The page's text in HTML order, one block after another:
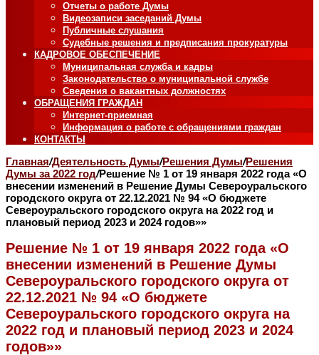
Отчеты о работе Думы
Видеозаписи заседаний Думы
Публичные слушания
Судебные решения и предписания прокуратуры
КАДРОВОЕ ОБЕСПЕЧЕНИЕ
Муниципальная служба и кадры
Законодательство о муниципальной службе
Сведения о вакантных должностях
ОБРАЩЕНИЯ ГРАЖДАН
Интернет-приемная
Информация о работе с обращениями граждан
КОНТАКТЫ
Главная/Деятельность Думы/Решения Думы/Решения
Думы за 2022 год/Решение № 1 от 19 января 2022 года «О
внесении изменений в Решение Думы Североуральского
городского округа от 22.12.2021 № 94 «О бюджете
Североуральского городского округа на 2022 год и
плановый период 2023 и 2024 годов»»
Решение № 1 от 19 января 2022 года «О
внесении изменений в Решение Думы
Североуральского городского округа от
22.12.2021 № 94 «О бюджете
Североуральского городского округа на
2022 год и плановый период 2023 и 2024
годов»»